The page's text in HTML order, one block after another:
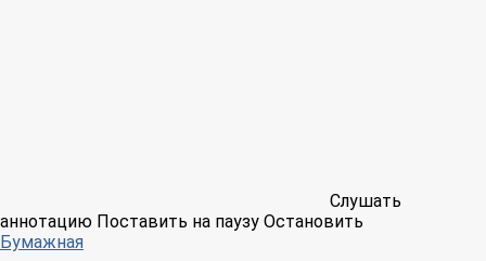
Слушать
аннотацию Поставить на паузу Остановить
Бумажная